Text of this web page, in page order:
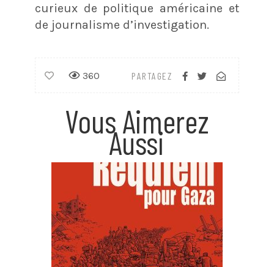
curieux de politique américaine et
de journalisme d’investigation.
PARTAGEZ
360
Vous Aimerez
Aussi